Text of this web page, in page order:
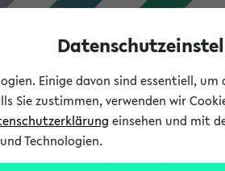
Einige davon sind essentiell,
Sie zustimmen, verwenden wir
einsehen und mit
Technologien.